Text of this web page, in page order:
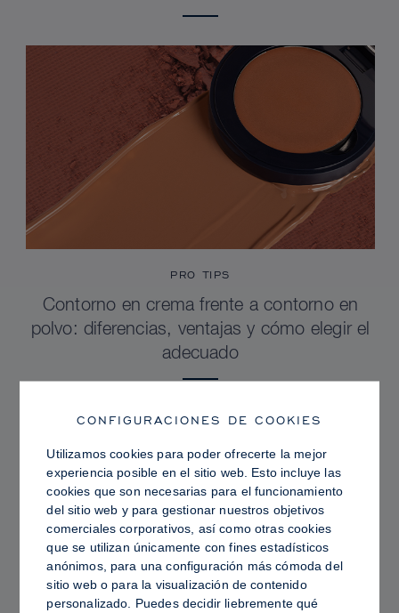
PRO TIPS
Contorno en crema frente a contorno en
polvo: diferencias, ventajas y cómo elegir el
adecuado
CONFIGURACIONES DE COOKIES
Utilizamos cookies para poder ofrecerte la mejor
experiencia posible en el sitio web. Esto incluye las
cookies que son necesarias para el funcionamiento
del sitio web y para gestionar nuestros objetivos
comerciales corporativos, así como otras cookies
que se utilizan únicamente con fines estadísticos
anónimos, para una configuración más cómoda del
sitio web o para la visualización de contenido
personalizado. Puedes decidir liebremente qué